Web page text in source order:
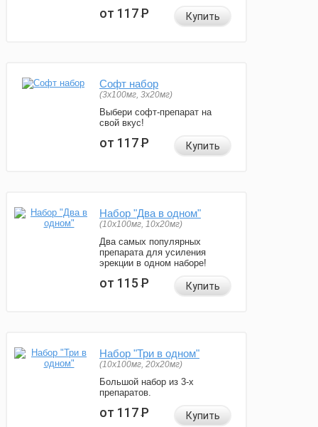
от 117Р Купить
Софт набор
(3x100мг, 3x20мг)
Выбери софт-препарат на
свой вкус!
от 117Р Купить
Набор "Два в одном"
(10x100мг, 10x20мг)
Два самых популярных
препарата для усиления
эрекции в одном наборе!
от 115Р Купить
Набор "Три в одном"
(10x100мг, 20x20мг)
Большой набор из 3-х
препаратов.
от 117Р Купить